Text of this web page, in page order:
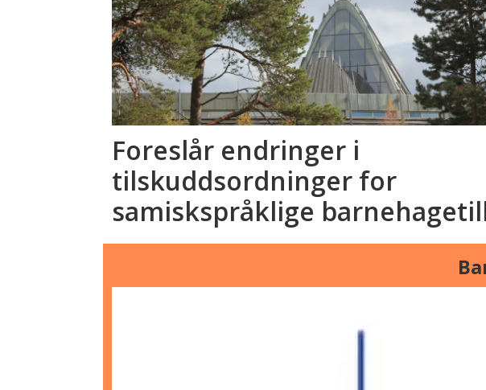
Foreslår endringer i
tilskuddsordninger for
samiskspråklige